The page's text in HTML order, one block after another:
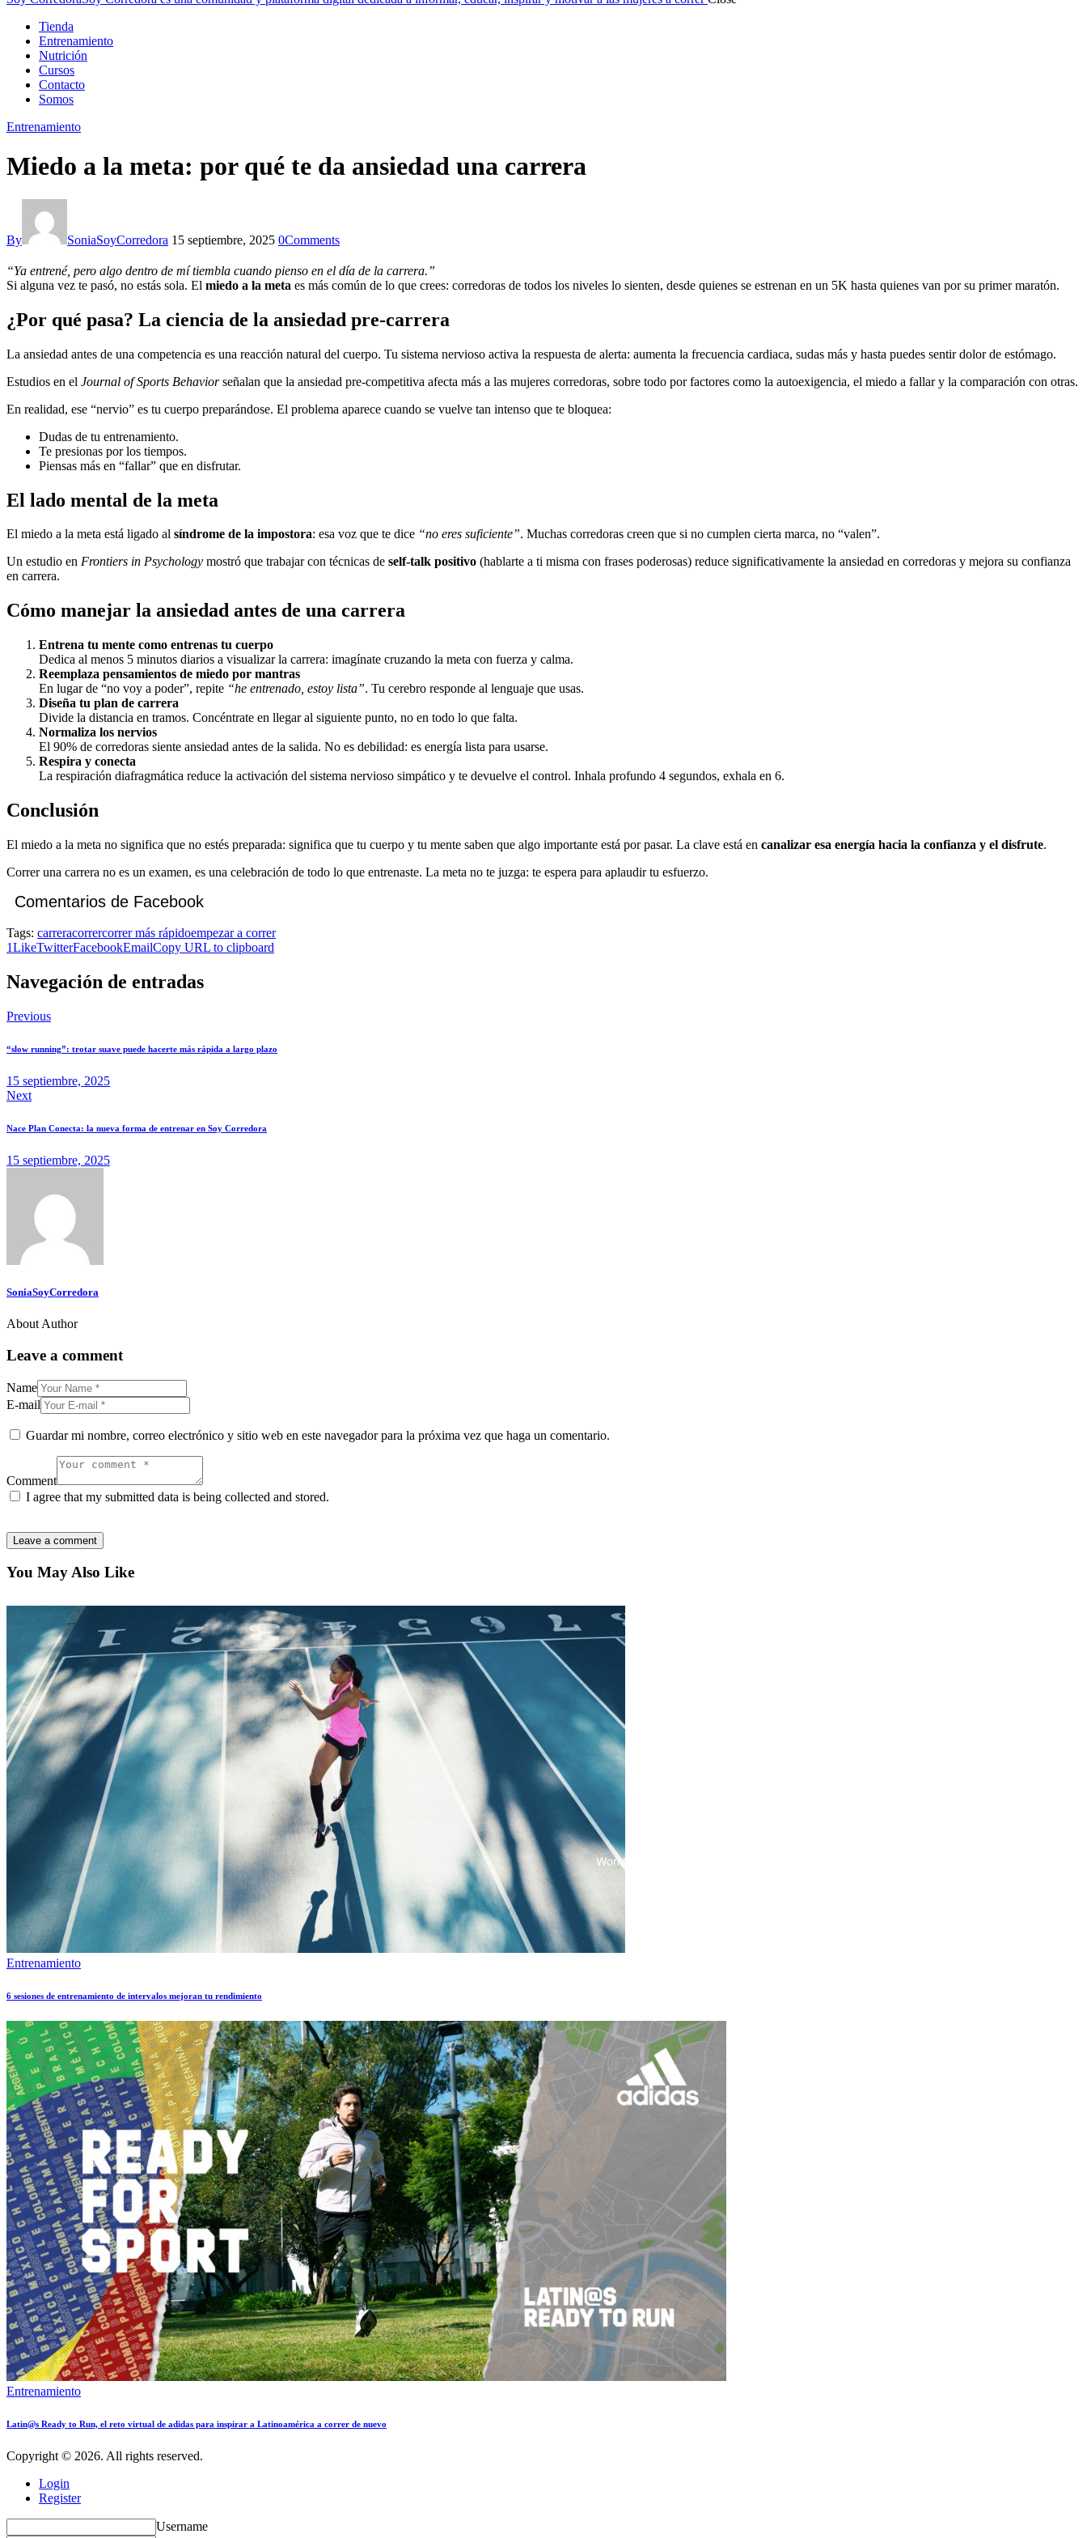
Tienda
Entrenamiento
Nutrición
Cursos
Contacto
Somos
Entrenamiento
Miedo a la meta: por qué te da ansiedad una carrera
By SoniaSoyCorredora 15 septiembre, 2025 0Comments
“Ya entrené, pero algo dentro de mí tiembla cuando pienso en el día de la carrera.”
Si alguna vez te pasó, no estás sola. El miedo a la meta es más común de lo que crees: corredoras de todos los niveles lo sienten, desde quienes se estrenan en un 5K hasta quienes van por su primer maratón.
¿Por qué pasa? La ciencia de la ansiedad pre-carrera
La ansiedad antes de una competencia es una reacción natural del cuerpo. Tu sistema nervioso activa la respuesta de alerta: aumenta la frecuencia cardiaca, sudas más y hasta puedes sentir dolor de estómago.
Estudios en el Journal of Sports Behaviorseñalan que la ansiedad pre-competitiva afecta más a las mujeres corredoras, sobre todo por factores como la autoexigencia, el miedo a fallar y la comparación con otras.
En realidad, ese “nervio” es tu cuerpo preparándose. El problema aparece cuando se vuelve tan intenso que te bloquea:
Dudas de tu entrenamiento.
Te presionas por los tiempos.
Piensas más en “fallar” que en disfrutar.
El lado mental de la meta
El miedo a la meta está ligado al síndrome de la impostora: esa voz que te dice “no eres suficiente”. Muchas corredoras creen que si no cumplen cierta marca, no “valen”.
Un estudio en Frontiers in Psychology mostró que trabajar con técnicas de self-talk positivo (hablarte a ti misma con frases poderosas) reduce significativamente la ansiedad en corredoras y mejora su confianza
en carrera.
Cómo manejar la ansiedad antes de una carrera
Entrena tu mente como entrenas tu cuerpo
Dedica al menos 5 minutos diarios a visualizar la carrera: imagínate cruzando la meta con fuerza y calma.
Reemplaza pensamientos de miedo por mantras
En lugar de “no voy a poder”, repite “he entrenado, estoy lista”. Tu cerebro responde al lenguaje que usas.
Diseña tu plan de carrera
Divide la distancia en tramos. Concéntrate en llegar al siguiente punto, no en todo lo que falta.
Normaliza los nervios
El 90% de corredoras siente ansiedad antes de la salida. No es debilidad: es energía lista para usarse.
Respira y conecta
La respiración diafragmática reduce la activación del sistema nervioso simpático y te devuelve el control. Inhala profundo 4 segundos, exhala en 6.
Conclusión
El miedo a la meta no significa que no estés preparada: significa que tu cuerpo y tu mente saben que algo importante está por pasar. La clave está en canalizar esa energía hacia la confianza y el disfrute.
Correr una carrera no es un examen, es una celebración de todo lo que entrenaste. La meta no te juzga: te espera para aplaudir tu esfuerzo.
Comentarios de Facebook
Tags: carreracorrercorrer más rápidoempezar a correr
1LikeTwitterFacebookEmailCopy URL to clipboard
Navegación de entradas
Previous
“slow running”: trotar suave puede hacerte más rápida a largo plazo
15 septiembre, 2025
Next
Nace Plan Conecta: la nueva forma de entrenar en Soy Corredora
15 septiembre, 2025
SoniaSoyCorredora
About Author
Leave a comment
Name
E-mail
Guardar mi nombre, correo electrónico y sitio web en este navegador para la próxima vez que haga un comentario.
Comment
I agree that my submitted data is being collected and stored.
You May Also Like
Entrenamiento
6 sesiones de entrenamiento de intervalos mejoran tu rendimiento
Entrenamiento
Latin@s Ready to Run, el reto virtual de adidas para inspirar a Latinoamérica a correr de nuevo
Copyright © 2026. All rights reserved.
Login
Register
Username